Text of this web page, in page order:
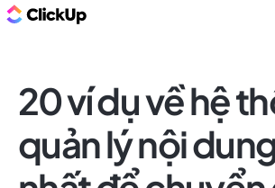
20 ví dụ về hệ
quản lý nội